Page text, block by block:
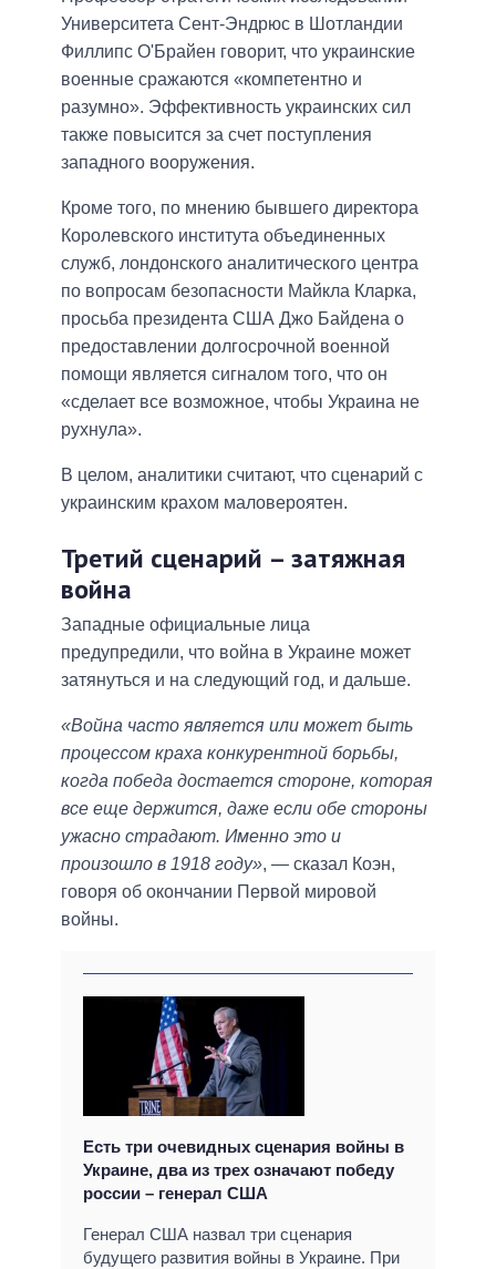
Университета Сент-Эндрюс в Шотландии
Филлипс О'Брайен говорит, что украинские
военные сражаются «компетентно и
разумно». Эффективность украинских сил
также повысится за счет поступления
западного вооружения.
Кроме того, по мнению бывшего директора
Королевского института объединенных
служб, лондонского аналитического центра
по вопросам безопасности Майкла Кларка,
просьба президента США Джо Байдена о
предоставлении долгосрочной военной
помощи является сигналом того, что он
«сделает все возможное, чтобы Украина не
рухнула».
В целом, аналитики считают, что сценарий с
украинским крахом маловероятен.
Третий сценарий – затяжная
война
Западные официальные лица
предупредили, что война в Украине может
затянуться и на следующий год, и дальше.
«Война часто является или может быть
процессом краха конкурентной борьбы,
когда победа достается стороне, которая
все еще держится, даже если обе стороны
ужасно страдают. Именно это и
произошло в 1918 году», — сказал Коэн,
говоря об окончании Первой мировой
войны.
Есть три очевидных сценария войны в
Украине, два из трех означают победу
россии – генерал США
Генерал США назвал три сценария
будущего развития войны в Украине. При